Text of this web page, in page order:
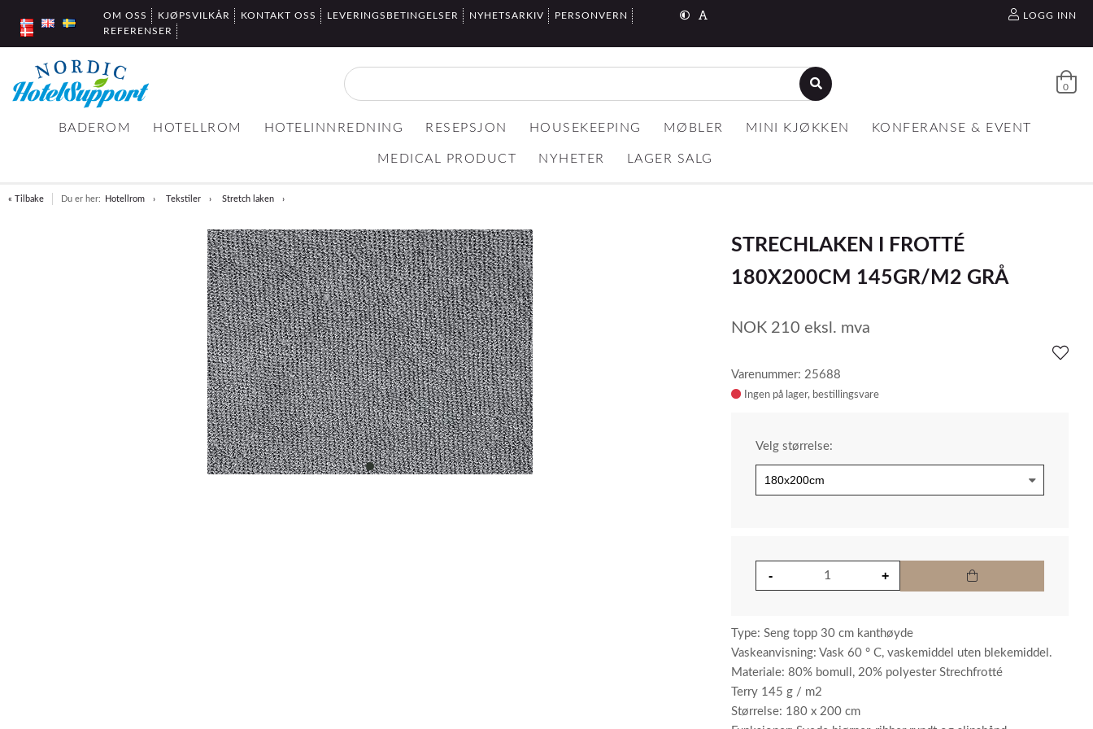
OM OSS KJØPSVILKÅR KONTAKT OSS LEVERINGSBETINGELSER NYHETSARKIV
PERSONVERN
REFERENSER
LOGG INN
0
BADEROM HOTELLROM HOTELINNREDNING RESEPSJON HOUSEKEEPING MØBLER MINI KJØKKEN KONFERANSE & EVENT
MEDICAL PRODUCT NYHETER LAGER SALG
« Tilbake Du er her: Hotellrom Tekstiler Stretch laken
item
STRECHLAKEN I FROTTÉ
180X200CM 145GR/M2 GRÅ
NOK 210 eksl. mva
Varenummer: 25688
Ingen på lager
Velg størrelse:
Type: Seng topp 30 cm kanthøyde
Vaskeanvisning: Vask 60 ° C, vaskemiddel uten blekemiddel.
Materiale: 80% bomull, 20% polyester Strechfrotté
Terry 145 g / m2
Størrelse: 180 x 200 cm